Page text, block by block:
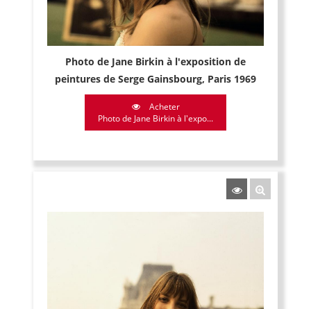
Photo de Jane Birkin à l'exposition de
peintures de Serge Gainsbourg, Paris 1969
Acheter
Photo de Jane Birkin à l'expo...